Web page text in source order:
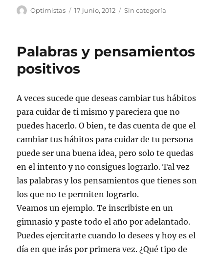
Autor
Optimistas
Publicado
17 junio, 2012 Categorías
Sin categoría
Palabras y pensamientos
positivos
A veces sucede que deseas cambiar tus hábitos
para cuidar de ti mismo y pareciera que no
puedes hacerlo. O bien, te das cuenta de que el
cambiar tus hábitos para cuidar de tu persona
puede ser una buena idea, pero solo te quedas
en el intento y no consigues lograrlo. Tal vez
las palabras y los pensamientos que tienes son
los que no te permiten lograrlo.
Veamos un ejemplo. Te inscribiste en un
gimnasio y paste todo el año por adelantado.
Puedes ejercitarte cuando lo desees y hoy es el
día en que irás por primera vez. ¿Qué tipo de